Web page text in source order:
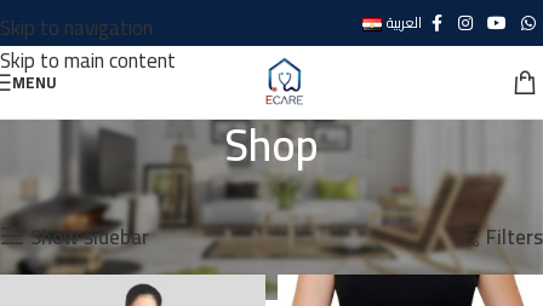
Skip to navigation
Skip to main content
العربية
MENU
Shop
Home Shop
Showing 1–12 of 46 results
Show sidebar
Filters